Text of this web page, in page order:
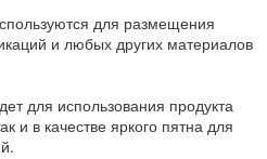
для размещения
и любых других материалов
для использования продукта
и в качестве яркого пятна для